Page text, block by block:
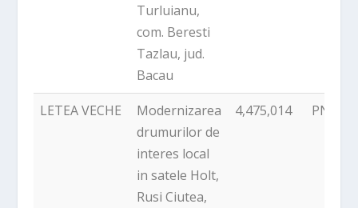
Turluianu,
com. Beresti
Tazlau, jud.
Bacau
LETEA VECHE
Modernizarea
drumurilor de
interes local
in satele Holt,
Rusi Ciutea,
4,475,014 PNDR